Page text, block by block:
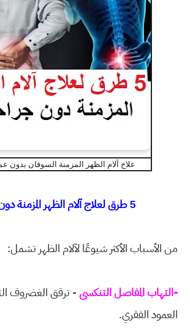
علاج آلام الظهر المزمنة السوفان بدون عملية
5 طرق لعلاج آلام الظهر المزمنة دون جراحة
من الأسباب الأكثر شيوعًا لآلام الظهر تشمل:
-التهاب المفاصل التنكسى- ترقق الغضروف
العمود الفقري.